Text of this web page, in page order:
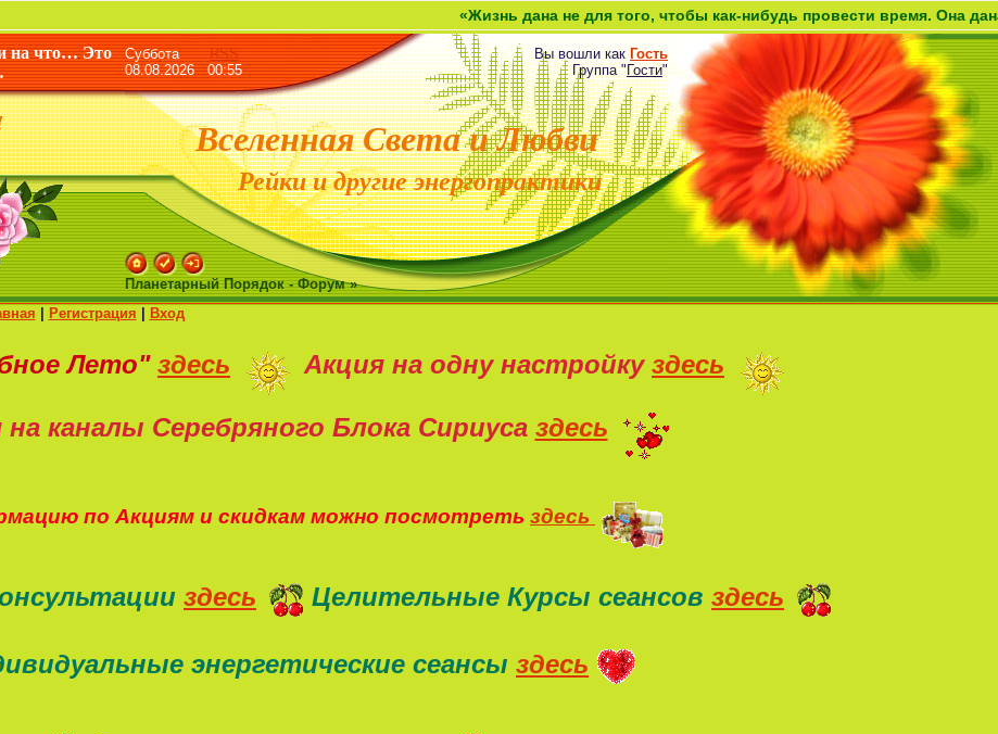
«Жизнь дана не для того, чтобы как-нибудь провести время. Она дана как
на что… Это
СубботаRSS
08.08.2026 00:55
Вы вошли как Гость
Группа"Гости"
Вселенная Света и Любви
Рейки и другие энергопрактики
Планетарный Порядок - Форум »
Регистрация Вход
Лето" здесь Акция на одну настройку здесь
на каналы Серебряного Блока Сириуса здесь
по Акциям и скидкам можно посмотреть здесь
здесь Целительные Курсы сеансов здесь
энергетические сеансы здесь